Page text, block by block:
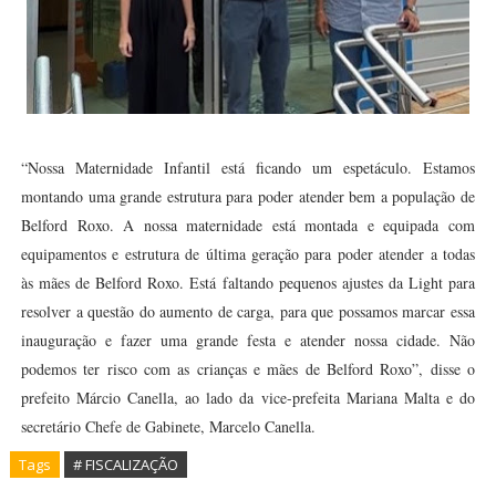
“Nossa Maternidade Infantil está ficando um espetáculo. Estamos
montando uma grande estrutura para poder atender bem a população de
Belford Roxo. A nossa maternidade está montada e equipada com
equipamentos e estrutura de última geração para poder atender a todas
às mães de Belford Roxo. Está faltando pequenos ajustes da Light para
resolver a questão do aumento de carga, para que possamos marcar essa
inauguração e fazer uma grande festa e atender nossa cidade. Não
podemos ter risco com as crianças e mães de Belford Roxo”, disse o
prefeito Márcio Canella, ao lado da vice-prefeita Mariana Malta e do
secretário Chefe de Gabinete, Marcelo Canella.
Tags # FISCALIZAÇÃO